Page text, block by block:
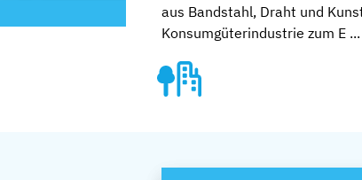
aus Bandstahl, Draht und
Konsumgüterindustrie zum E ...